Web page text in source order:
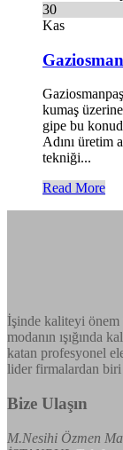
30
Kas
kumaş
gipe bu
Adını üretim
tekniği...
Read More
İşinde kaliteyi
modanın ışığında
katan profesyonel
lider firmalardan
Bize Ulaşın
M.Nesihi Özmen